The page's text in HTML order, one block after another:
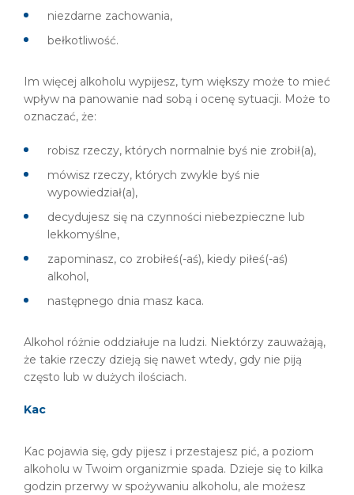
niezdarne zachowania,
bełkotliwość.
Im więcej alkoholu wypijesz, tym większy może to mieć
wpływ na panowanie nad sobą i ocenę sytuacji. Może to
oznaczać, że:
robisz rzeczy, których normalnie byś nie zrobił(a),
mówisz rzeczy, których zwykle byś nie
wypowiedział(a),
decydujesz się na czynności niebezpieczne lub
lekkomyślne,
zapominasz, co zrobiłeś(-aś), kiedy piłeś(-aś)
alkohol,
następnego dnia masz kaca.
Alkohol różnie oddziałuje na ludzi. Niektórzy zauważają,
że takie rzeczy dzieją się nawet wtedy, gdy nie piją
często lub w dużych ilościach.
Kac
Kac pojawia się, gdy pijesz i przestajesz pić, a poziom
alkoholu w Twoim organizmie spada. Dzieje się to kilka
godzin przerwy w spożywaniu alkoholu, ale możesz